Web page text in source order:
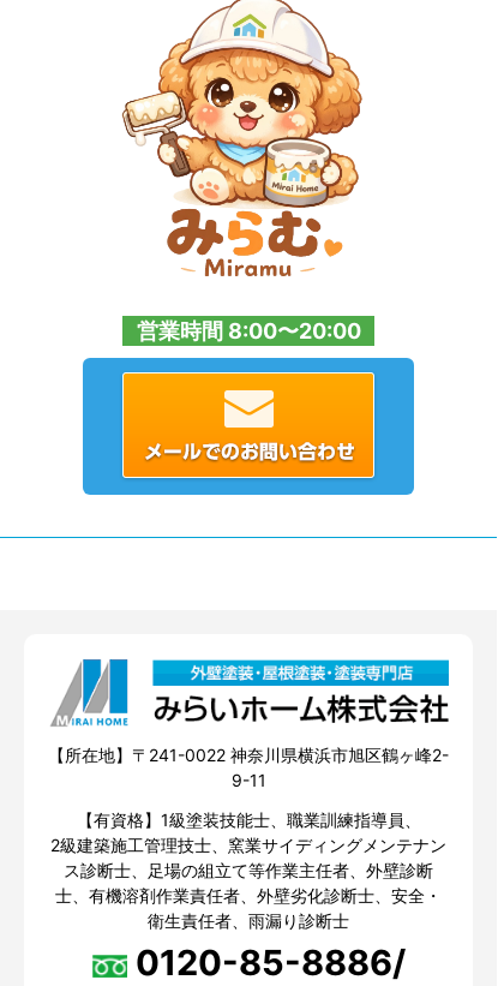
営業時間 8:00〜20:00
【所在地】〒241-0022 神奈川県横浜市旭区鶴ヶ峰2-
9-11
【有資格】1級塗装技能士、職業訓練指導員、
2級建築施工管理技士、窯業サイディングメンテナン
ス診断士、足場の組立て等作業主任者、外壁診断
士、有機溶剤作業責任者、外壁劣化診断士、安全・
衛生責任者、雨漏り診断士
0120-85-8886/